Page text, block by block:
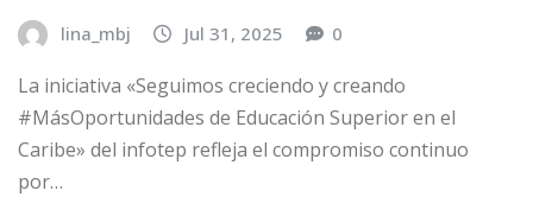
lina_mbj Jul 31, 2025 0
La iniciativa «Seguimos creciendo y creando
#MásOportunidades de Educación Superior en el
Caribe» del infotep refleja el compromiso continuo
por…